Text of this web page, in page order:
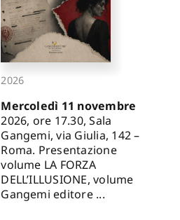
2026
Mercoledì 11 novembre
2026, ore 17.30, Sala
Gangemi, via Giulia, 142 –
Roma. Presentazione
volume LA FORZA
DELL’ILLUSIONE, volume
Gangemi editore ...